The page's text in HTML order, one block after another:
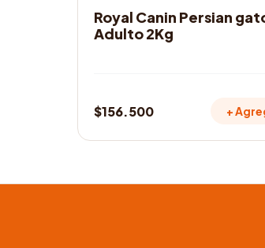
Royal Canin Persian
Adulto 2Kg
$156.500 +